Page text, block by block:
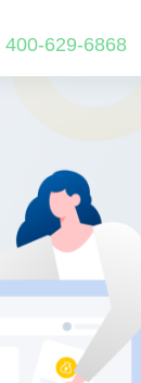
400-629-6868